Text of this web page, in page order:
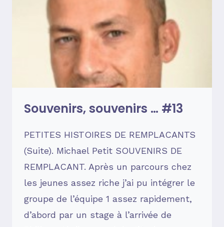
Souvenirs, souvenirs … #13
PETITES HISTOIRES DE REMPLACANTS
(Suite). Michael Petit SOUVENIRS DE
REMPLACANT. Après un parcours chez
les jeunes assez riche j’ai pu intégrer le
groupe de l’équipe 1 assez rapidement,
d’abord par un stage à l’arrivée de